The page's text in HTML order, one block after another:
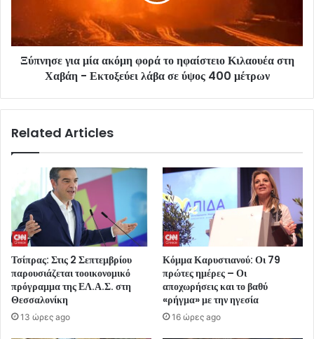
Ξύπνησε για μία ακόμη φορά το ηφαίστειο Κιλαουέα στη
Χαβάη - Εκτοξεύει λάβα σε ύψος 400 μέτρων
Related Articles
Τσίπρας: Στις 2 Σεπτεμβρίου
παρουσιάζεται τοοικονομικό
πρόγραμμα της ΕΛ.Α.Σ. στη
Θεσσαλονίκη
13 ώρες ago
Κόμμα Καρυστιανού: Οι 79
πρώτες ημέρες – Οι
αποχωρήσεις και το βαθύ
«ρήγμα» με την ηγεσία
16 ώρες ago